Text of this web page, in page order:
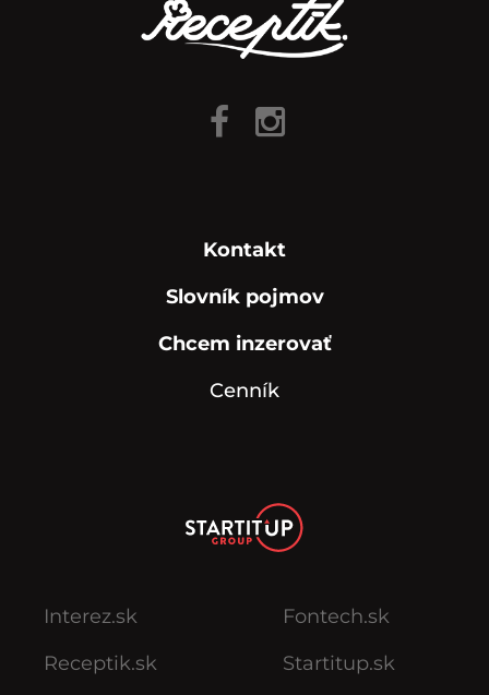
Kontakt
Slovník pojmov
Chcem inzerovať
Cenník
Interez.sk
Receptik.sk
Fontech.sk
Startitup.sk